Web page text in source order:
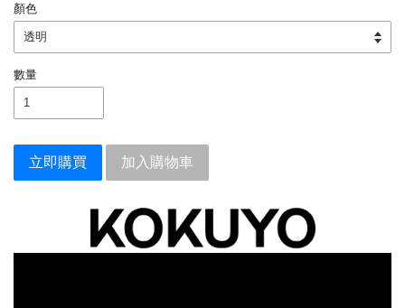
顏色
數量
立即購買 加入購物車